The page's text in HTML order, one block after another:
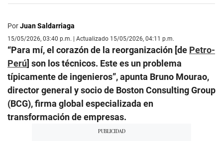
PorJuan Saldarriaga
15/05/2026, 03:40 p.m. | Actualizado 15/05/2026, 04:11 p.m.
“Para mí, el corazón de la reorganización [de Petro-
Perú] son los técnicos. Este es un problema
típicamente de ingenieros”, apunta Bruno Mourao,
director general y socio de Boston Consulting Group
(BCG), firma global especializada en
transformación de empresas.